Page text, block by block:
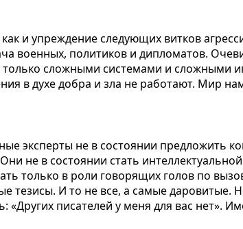
и упреждение следующих витков
военных, политиков и дипломатов.
сложными системами и сложными
в духе добра и зла не работают. Мир
эксперты не в состоянии предложить
не в состоянии стать
только в роли говорящих голов по
тезисы. И то не все, а самые даровитые.
«Других писателей у меня для вас нет».